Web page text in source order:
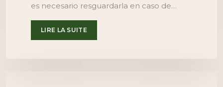
es necesario resguardarla en caso de…
LIRE LA SUITE